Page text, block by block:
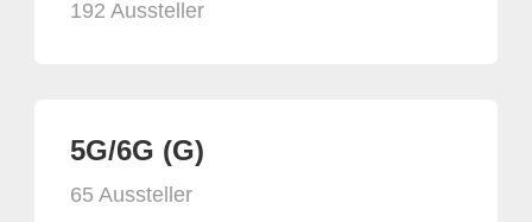
192 Aussteller
5G/6G (G)
65 Aussteller